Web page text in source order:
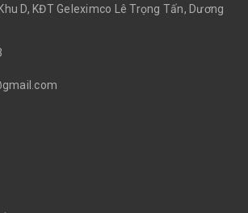
D, KĐT Geleximco Lê Trọng Tấn, Dương